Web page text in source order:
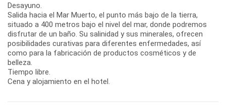
Desayuno.
Salida hacia el Mar Muerto, el punto más bajo de la tierra,
situado a 400 metros bajo el nivel del mar, donde podremos
disfrutar de un baño. Su salinidad y sus minerales, ofrecen
posibilidades curativas para diferentes enfermedades, así
como para la fabricación de productos cosméticos y de
belleza.
Tiempo libre.
Cena y alojamiento en el hotel.